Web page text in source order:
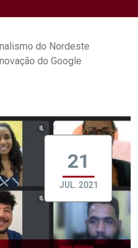
jornalismo do
do Nordeste
do Google
21
JUL. 2021